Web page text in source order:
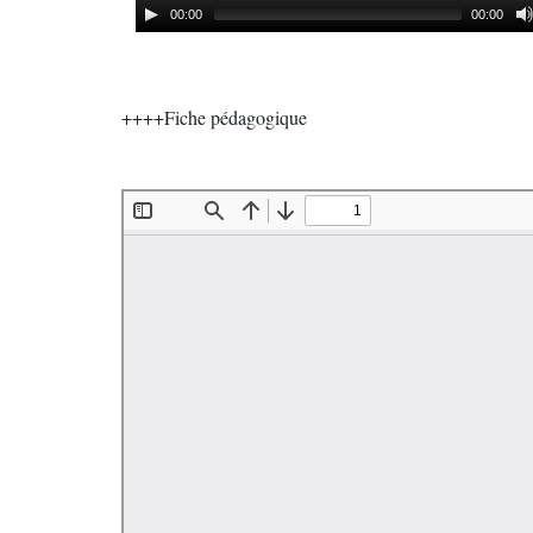
00:00 00:00
++++Fiche pédagogique